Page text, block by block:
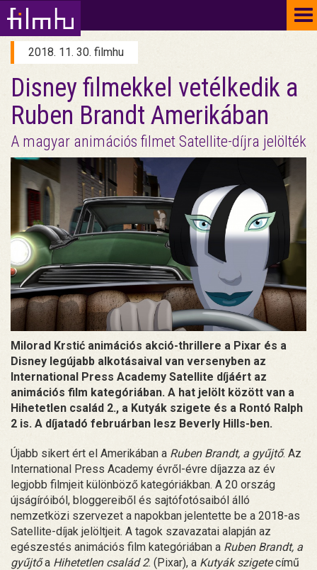
2018. 11. 30. filmhu
Disney filmekkel vetélkedik a
Ruben Brandt Amerikában
A magyar animációs filmet Satellite-díjra jelölték
Milorad Krstić animációs akció-thrillere a Pixar és a
Disney legújabb alkotásaival van versenyben az
International Press Academy Satellite díjáért az
animációs film kategóriában. A hat jelölt között van a
Hihetetlen család 2., a Kutyák szigete és a Rontó Ralph
2 is. A díjatadó februárban lesz Beverly Hills-ben.
Újabb sikert ért el Amerikában a Ruben Brandt, a gyűjtő. Az
International Press Academy évről-évre díjazza az év
legjobb filmjeit különböző kategóriákban. A 20 ország
újságíróiból, bloggereiből és sajtófotósaiból álló
nemzetközi szervezet a napokban jelentette be a 2018-as
Satellite-díjak jelöltjeit. A tagok szavazatai alapján az
egészestés animációs film kategóriában a Ruben Brandt, a
gyűjtőa Hihetetlen család 2. (Pixar), a Kutyák szigetecímű